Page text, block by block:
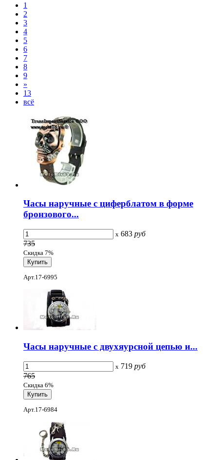
1
2
3
4
5
6
7
8
9
»
13
всё
Часы наручные с циферблатом в форме
бронзового...
x 683 руб
735
Скидка 7%
Арт.17-6995
Часы наручные с двухяурсной цепью и...
x 719 руб
765
Скидка 6%
Арт.17-6984